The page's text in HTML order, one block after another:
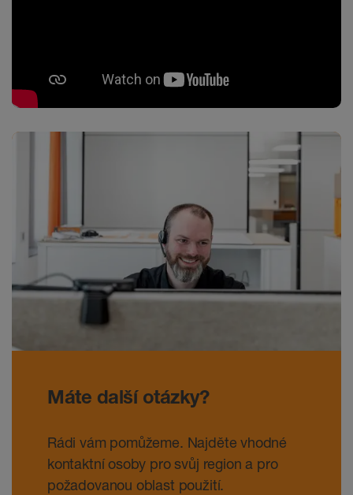
Máte další otázky?
Rádi vám pomůžeme. Najděte vhodné
kontaktní osoby pro svůj region a pro
požadovanou oblast použití.